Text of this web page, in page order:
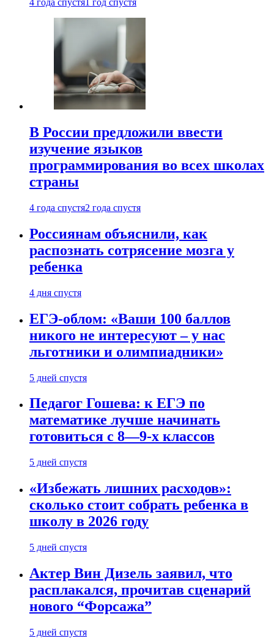
4 года спустя 1 год спустя
В России предложили ввести
изучение языков
программирования во всех школах
страны
4 года спустя2 года спустя
Россиянам объяснили, как
распознать сотрясение мозга у
ребенка
4 дня спустя
ЕГЭ-облом: «Ваши 100 баллов
никого не интересуют – у нас
льготники и олимпиадники»
5 дней спустя
Педагог Гошева: к ЕГЭ по
математике лучше начинать
готовиться с 8—9-х классов
5 дней спустя
«Избежать лишних расходов»:
сколько стоит собрать ребенка в
школу в 2026 году
5 дней спустя
Актер Вин Дизель заявил, что
расплакался, прочитав сценарий
нового “Форсажа”
5 дней спустя